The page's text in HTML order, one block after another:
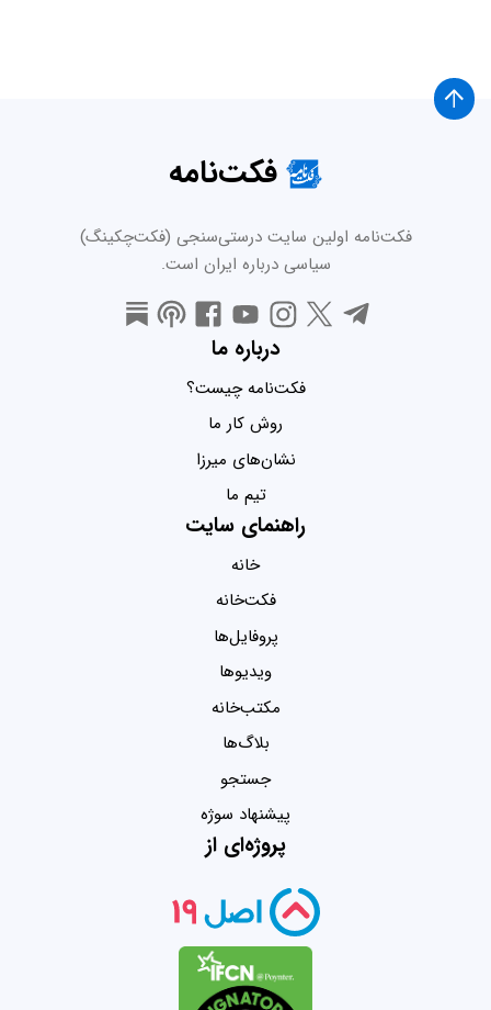
فکت‌نامه
فکت‌نامه اولین سایت درستی‌سنجی (فکت‌چکینگ)
سیاسی درباره ایران است.
درباره ما
فکت‌نامه چیست؟
روش کار ما
نشان‌های میرزا
تیم ما
راهنمای سایت
خانه
فکت‌خانه
پروفایل‌ها
ویدیو‌ها
مکتب‌خانه
بلاگ‌ها
جستجو
پیشنهاد سوژه
پروژه‌ای از